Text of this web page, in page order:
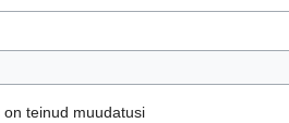
teinud muudatusi